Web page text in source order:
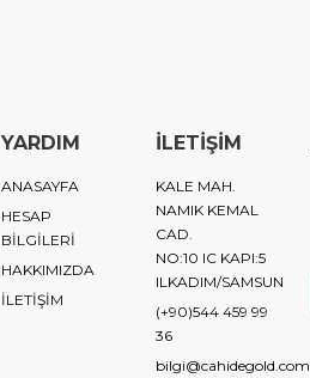
YARDIM
ANASAYFA
HESAP
BİLGİLERİ
HAKKIMIZDA
İLETİŞİM
İLETİŞİM
KALE MAH.
NAMIK KEMAL
CAD.
NO:10 IC KAPI:5
ILKADIM/SAMSUN
(+90)544 459 99
36
bilgi@cahidegold.com